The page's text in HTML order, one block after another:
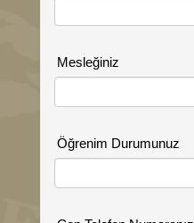
Mesleğiniz
Öğrenim Durumunuz